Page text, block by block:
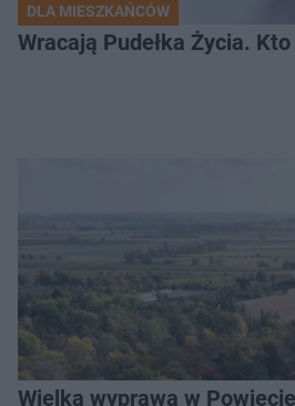
DLA MIESZKAŃCÓW
Wracają Pudełka Życia.
Wielka wyprawa w